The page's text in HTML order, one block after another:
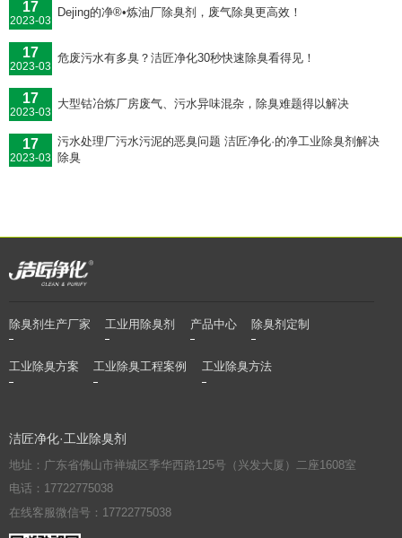
17
2023-03
Dejing的净®•炼油厂除臭剂，废气除臭更高效！
17
2023-03
危废污水有多臭？洁匠净化30秒快速除臭看得见！
17
2023-03
大型钴冶炼厂房废气、污水异味混杂，除臭难题得以解决
17
2023-03
污水处理厂污水污泥的恶臭问题 洁匠净化·的净工业除臭剂解决
除臭
除臭剂生产厂家 工业用除臭剂 产品中心 除臭剂定制
工业除臭方案 工业除臭工程案例 工业除臭方法
洁匠净化·工业除臭剂
地址：广东省佛山市禅城区季华西路125号（兴发大厦）二座1608室
电话：17722775038
在线客服微信号：17722775038